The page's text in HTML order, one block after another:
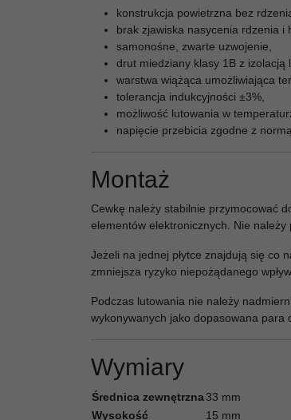
konstrukcja powietrzna bez
brak zjawiska nasycenia rdzenia i
samonośne, zwarte uzwojenie,
drut miedziany klasy 1B z izolacją
warstwa wiążąca umożliwiająca
tolerancja indukcyjności ±3%,
możliwość lutowania w
napięcie przebicia zgodne z
Montaż
Cewkę należy stabilnie przymocować
elementów elektronicznych. Nie należy
Jeżeli na jednej płytce znajdują się co
zmniejsza ryzyko niepożądanego
Podczas lutowania nie należy
wykonywanych jako dopasowana para
Wymiary
Średnica zewnętrzna33 mm
Wysokość
15 mm